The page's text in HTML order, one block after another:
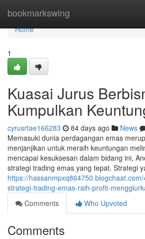
bookmarkswing
Home
Home
1
Kuasai Jurus
Kumpulkan
cyrusrtae166283 84 days ago News
Memasuki dunia perdagangan emas
menjanjikan untuk meraih keuntungan
mencapai kesuksesan dalam bidang ini,
strategi trading emas yang tepat. Strategi
https://
strategi-trading-emas-raih-profit-
Comments
Who Upvoted
Comments